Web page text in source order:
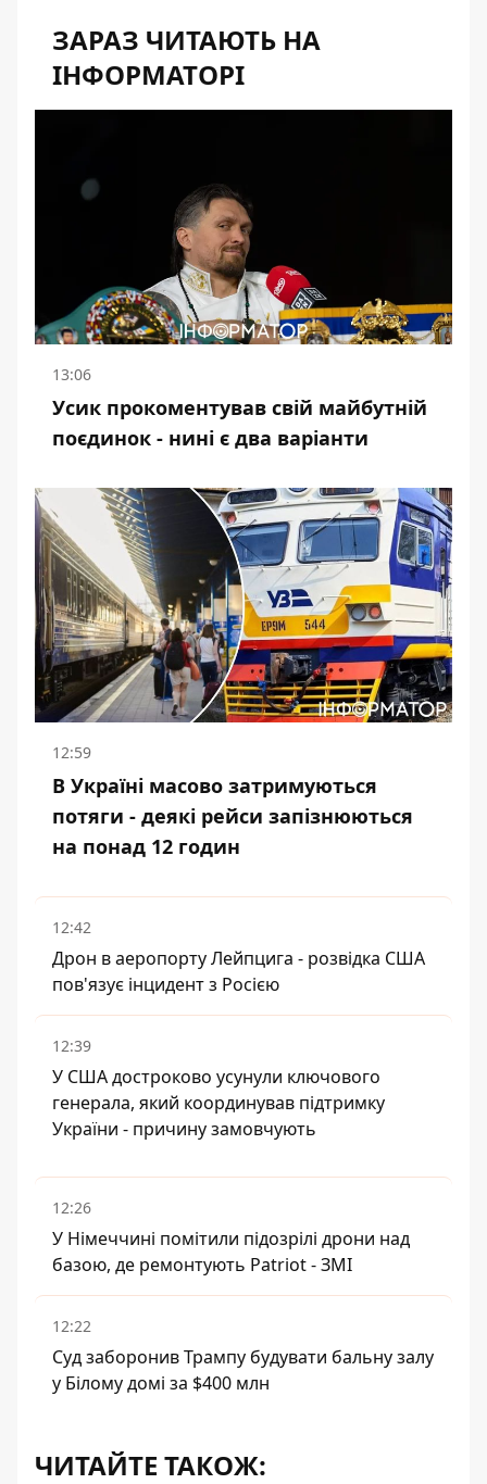
ЗАРАЗ ЧИТАЮТЬ НА
ІНФОРМАТОРІ
13:06
Усик прокоментував свій майбутній
поєдинок - нині є два варіанти
12:59
В Україні масово затримуються
потяги - деякі рейси запізнюються
на понад 12 годин
12:42
Дрон в аеропорту Лейпцига - розвідка США
пов'язує інцидент з Росією
12:39
У США достроково усунули ключового
генерала, який координував підтримку
України - причину замовчують
12:26
У Німеччині помітили підозрілі дрони над
базою, де ремонтують Patriot - ЗМІ
12:22
Суд заборонив Трампу будувати бальну залу
у Білому домі за $400 млн
ЧИТАЙТЕ ТАКОЖ: